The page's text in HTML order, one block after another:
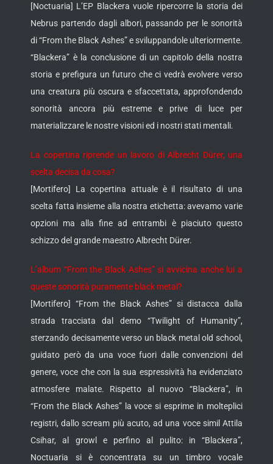
[Noctuaria] L’EP Blackera vuole ripercorre la storia dei
Nebrus partendo dagli albori, passando per le sonorità
di “From the Black Ashes” e sviluppandole ulteriormente.
“Blackera” è la conclusione di un capitolo della nostra
storia e prefigura un futuro che ci vedrà evolvere verso
una creatura più oscura e sfaccettata, approfondendo
sonorità ancora più estreme e prive di luce per
materializzare le nostre visioni ed i nostri stati mentali.
La copertina riprende un lavoro di Albrecht Dürer, una
scelta decisa da cosa?
[Mortifero] La copertina attuale è il risultato di una
scelta fatta insieme alla nostra etichetta: avevamo varie
opzioni ma alla fine ad entrambi è piaciuto questo
schizzo del grande maestro Albrecht Dürer.
L’album “From the Black Ashes” si avvicina anche lui a
queste sonorità puramente black metal?
[Mortifero] “From the Black Ashes” si distacca dalla
strada tracciata dal demo “Twilight of Humanity”,
sterzando decisamente verso un black metal old school,
guidato però da una voce fuori dalle convenzioni del
genere, voce che con la sua espressività ha evidenziato
atmosfere malate. Rispetto al nuovo “Blackera”, in
“From the Black Ashes” la voce si esprime in molteplici
registri, dallo scream più acuto, ad una voce simil Attila
Csihar, al growl e perfino al pulito: in “Blackera”,
Noctuaria si è concentrata su un timbro vocale